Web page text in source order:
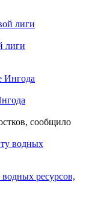
лиги
сообщило
ресурсов,